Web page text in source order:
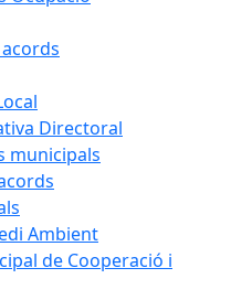
Directoral
municipals
Ambient
de Cooperació i